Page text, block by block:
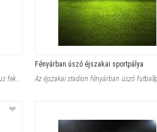
A kék sportszárba bújt láb éppen a klasszikus fekete-fehér labdarúgó lab
Fényárban úszó éjszakai sportpálya
❤